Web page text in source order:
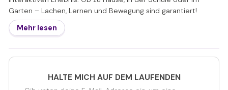
Garten – Lachen, Lernen und Bewegung sind garantiert!
Mehr lesen
HALTE MICH AUF DEM LAUFENDEN